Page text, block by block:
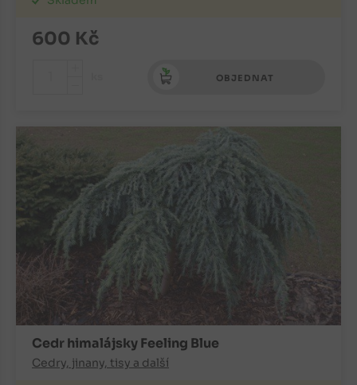
600 Kč
OBJEDNAT
Cedr himalájsky Feeling Blue
Cedry, jinany, tisy a další